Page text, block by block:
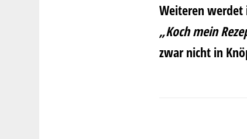
Weiteren werdet
„Koch mein
zwar nicht in